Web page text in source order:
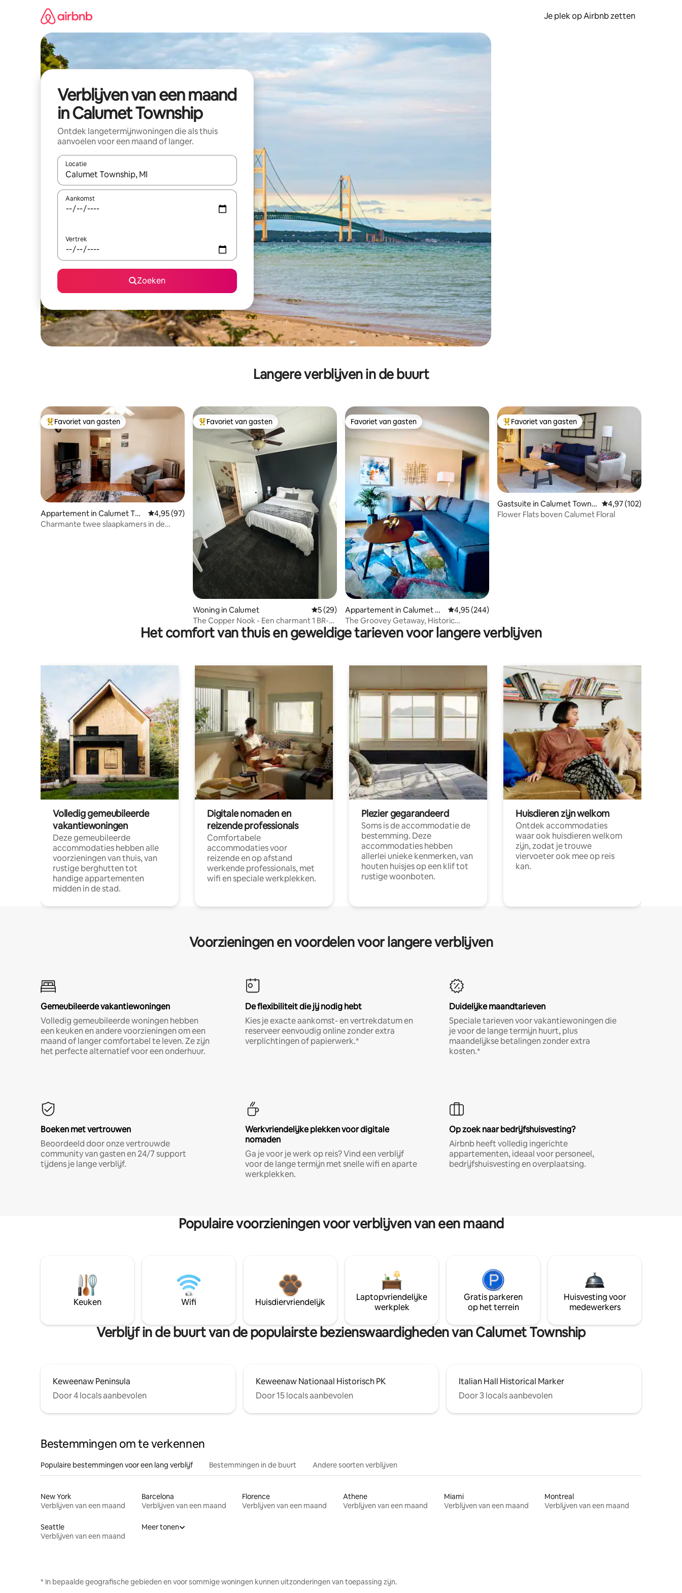
Je plek op Airbnb zetten
Verblijven van een maand
in Calumet Township
Ontdek langetermijnwoningen die als thuis
aanvoelen voor een maand of langer.
Locatie
Wanneer er resultaten beschikbaar zijn, maak je een keuze met je de pijltjestoetsen omhoog en omlaag, óf door te tikken of swipen.
Aankomst
Vertrek
Zoeken
Langere verblijven in de buurt
Topfavoriet van gasten
Favoriet van gasten
Appartement in Calumet To
wnship
Gemiddelde beoordeling van 4,95 op 5, 97 recensies
4,95 (97)
Charmante twee slaapkamers in de
Topfavoriet van gasten
Favoriet van gasten
Woning in Calumet Gemiddelde beoordeling van 5 op 5, 29 recensies
5 (29)
The Copper Nook - Een charmant 1 BR-
uitje in Calumet
Favoriet van gasten
Favoriet van gasten
Appartement in Calumet To
wnship
Gemiddelde beoordeling van 4,95 op 5, 244 recensies
4,95 (244)
The Groovey Getaway, Historic
Downtown Calumet
Topfavoriet van gasten
Favoriet van gasten
Gastsuite in Calumet Towns
hip
Gemiddelde
4,97 (102)
Flower Flats boven Calumet Floral
Het comfort van thuis en geweldige tarieven voor langere verblijven
Volledig gemeubileerde
vakantiewoningen
Deze gemeubileerde
accommodaties hebben alle
voorzieningen van thuis, van
rustige berghutten tot
handige appartementen
midden in de stad.
Digitale nomaden en
reizende professionals
Comfortabele
accommodaties voor
reizende en op afstand
werkende professionals, met
wifi en speciale werkplekken.
Plezier gegarandeerd
Soms is de accommodatie de
bestemming. Deze
accommodaties hebben
allerlei unieke kenmerken, van
houten huisjes op een klif tot
rustige woonboten.
Huisdieren zijn welkom
Ontdek accommodaties
waar ook huisdieren welkom
zijn, zodat je trouwe
viervoeter ook mee op reis
kan.
Voorzieningen en voordelen voor langere verblijven
Gemeubileerde vakantiewoningen
Volledig gemeubileerde woningen hebben
een keuken en andere voorzieningen om een
maand of langer comfortabel te leven. Ze zijn
het perfecte alternatief voor een onderhuur.
De flexibiliteit die jij nodig hebt
Kies je exacte aankomst- en vertrekdatum en
reserveer eenvoudig online zonder extra
verplichtingen of papierwerk.*
Duidelijke maandtarieven
Speciale tarieven voor vakantiewoningen die
je voor de lange termijn huurt, plus
maandelijkse betalingen zonder extra
kosten.*
Boeken met vertrouwen
Beoordeeld door onze vertrouwde
community van gasten en 24/7 support
tijdens je lange verblijf.
Werkvriendelijke plekken voor digitale
nomaden
Ga je voor je werk op reis? Vind een verblijf
voor de lange termijn met snelle wifi en aparte
werkplekken.
Op zoek naar bedrijfshuisvesting?
Airbnb heeft volledig ingerichte
appartementen, ideaal voor personeel,
bedrijfshuisvesting en overplaatsing.
Populaire voorzieningen voor verblijven van een maand
Keuken Wifi Huisdiervriendelijk
Laptopvriendelijke
werkplek
Gratis parkeren
op het terrein
Huisvesting voor
medewerkers
Verblijf in de buurt van de populairste bezienswaardigheden van Calumet Township
Keweenaw Peninsula
Door 4 locals aanbevolen
Keweenaw Nationaal Historisch PK
Door 15 locals aanbevolen
Italian Hall Historical Marker
Door 3 locals aanbevolen
Bestemmingen om te verkennen
Populaire bestemmingen voor een lang verblijf Bestemmingen in de buurt Andere soorten verblijven
New York
Verblijven van een maand
Barcelona
Verblijven van een maand
Florence
Verblijven van een maand
Athene
Verblijven van een maand
Miami
Verblijven van een maand
Montreal
Verblijven van een maand
Seattle
Verblijven van een maand
Meer tonen
* In bepaalde geografische gebieden en voor sommige woningen kunnen uitzonderingen van toepassing zijn.